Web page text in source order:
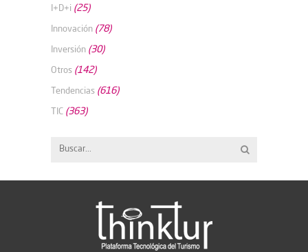
I+D+i (25)
Innovación (78)
Inversión (30)
Otros (142)
Tendencias (616)
TIC (363)